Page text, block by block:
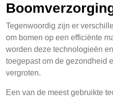
Tegenwoordig zijn er
om bomen op een efficiënte
worden deze technologieën
toegepast om de gezondheid
vergroten.
Een van de meest gebruikte